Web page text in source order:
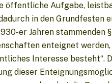
öffentliche Aufgabe,
in den
er Jahren stammenden
enteignet
Interesse
dieser